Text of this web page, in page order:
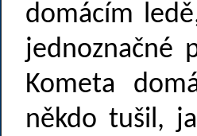
domácím
jednoznačné
Kometa
někdo tušil,